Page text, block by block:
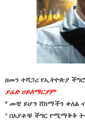
ዘመን ተሻጋሪ የኢትዮጵያ
ያሬድ ሀይለማርያም
* መቼ ይሆን ሸክማችን ቀለል
* በአያቶቹ ችግር የሚማቅቅ